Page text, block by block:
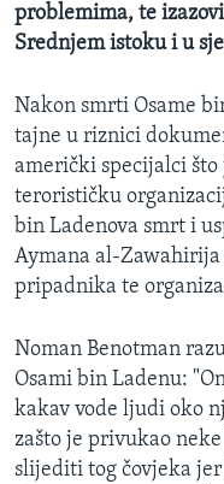
problemima, te
Srednjem istoku i u
Nakon smrti Osame
tajne u riznici
američki specijalci
terorističku
bin Ladenova smrt i
Aymana al-
pripadnika te
Noman Benotman
Osami bin Ladenu:
kakav vode ljudi oko
zašto je privukao
slijediti tog čovjeka